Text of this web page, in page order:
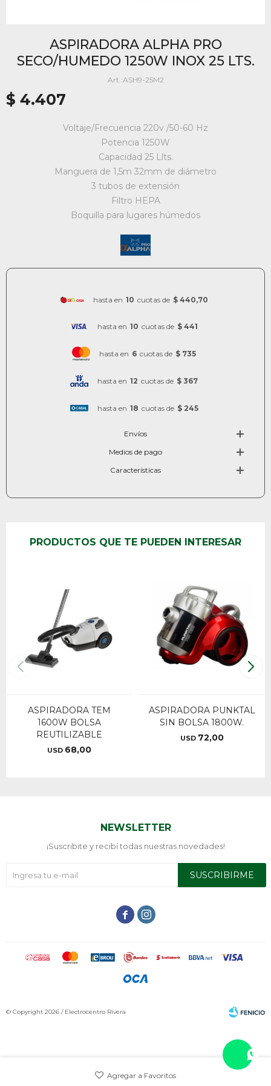
ASPIRADORA ALPHA PRO
SECO/HUMEDO 1250W INOX 25 LTS.
ASH9-25M2
$ 4.407
Voltaje/Frecuencia 220v /50-60 Hz
Potencia 1250W
Capacidad 25 Llts.
Manguera de 1,5m 32mm de diámetro
3 tubos de extensión
Filtro HEPA
Boquilla para lugares húmedos
hasta en 10 cuotas de $ 440,70
hasta en 10 cuotas de $ 441
hasta en 6 cuotas de $ 735
hasta en 12 cuotas de $ 367
hasta en 18 cuotas de $ 245
Envíos
Medios de pago
Características
PRODUCTOS QUE TE PUEDEN INTERESAR
ASPIRADORA TEM
1600W BOLSA
REUTILIZABLE
USD 68,00
ASPIRADORA PUNKTAL
SIN BOLSA 1800W.
USD 72,00
NEWSLETTER
¡Suscribite y recibí todas nuestras novedades!
SUSCRIBIRME
 
© Copyright 2026 / Electrocentro Rivera